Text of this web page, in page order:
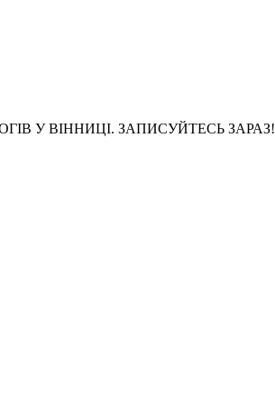
У ВІННИЦІ. ЗАПИСУЙТЕСЬ ЗАРАЗ!